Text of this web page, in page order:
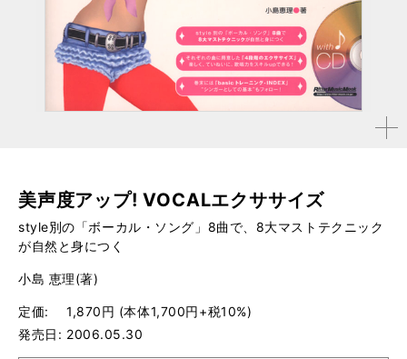
拡大す
美声度アップ! VOCALエクササイズ
style別の「ボーカル・ソング」8曲で、8大マストテクニック
が自然と身につく
小島 恵理(著)
定価
1,870円 (本体1,700円+税10%)
発売日
2006.05.30